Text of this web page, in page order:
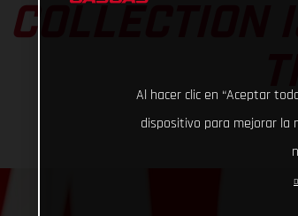
COLLECTION
Al hacer clic en “Aceptar
dispositivo para mejorar la